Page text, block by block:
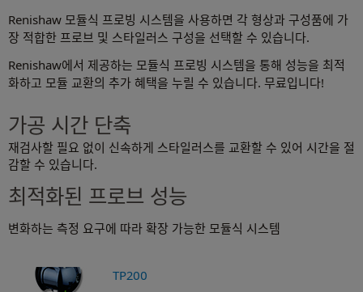
Renishaw 모듈식 프로빙 시스템을 사용하면 각 형상과 구성품에 가
장 적합한 프로브 및 스타일러스 구성을 선택할 수 있습니다.
Renishaw에서 제공하는 모듈식 프로빙 시스템을 통해 성능을 최적
화하고 모듈 교환의 추가 혜택을 누릴 수 있습니다. 무료입니다!
가공 시간 단축
재검사할 필요 없이 신속하게 스타일러스를 교환할 수 있어 시간을 절
감할 수 있습니다.
최적화된 프로브 성능
변화하는 측정 요구에 따라 확장 가능한 모듈식 시스템
TP200